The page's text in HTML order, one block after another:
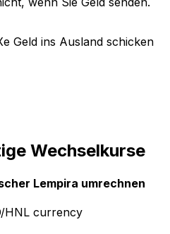
Geld ins Ausland schicken
Wechselkurse
Lempira umrechnen
HNL currency